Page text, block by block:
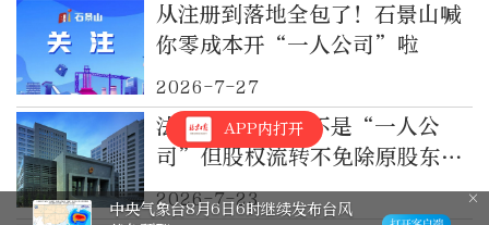
从注册到落地全包了！石景山喊
你零成本开“一人公司”啦
2026-7-27
法院：夫妻公司不是“一人公
司”但股权流转不免除原股东出
资责任
2026-7-23
APP内打开
中央气象台8月6日6时继续发布台风